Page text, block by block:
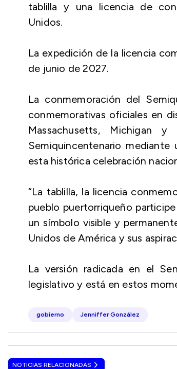
tablilla y una licencia de
Unidos.
La expedición de la licencia
de junio de 2027.
La conmemoración del
conmemorativas oficiales en
Massachusetts, Michigan
Semiquincentenario
esta histórica celebración
“La tablilla, la licencia
pueblo puertorriqueño
un símbolo visible y
Unidos de América y sus
La versión radicada en el
legislativo y está en estos
gobierno Jenniffer González
NOTICIAS RELACIONADAS